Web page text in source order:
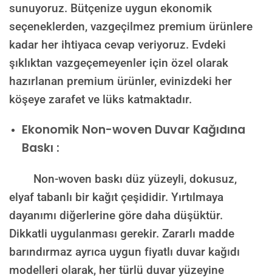
sunuyoruz. Bütçenize uygun ekonomik
seçeneklerden, vazgeçilmez premium ürünlere
kadar her ihtiyaca cevap veriyoruz. Evdeki
şıklıktan vazgeçemeyenler için özel olarak
hazırlanan premium ürünler, evinizdeki her
köşeye zarafet ve lüks katmaktadır.
Ekonomik Non-woven Duvar Kağıdına
Baskı :
Non-woven baskı düz yüzeyli, dokusuz,
elyaf tabanlı bir kağıt çeşididir. Yırtılmaya
dayanımı diğerlerine göre daha düşüktür.
Dikkatli uygulanması gerekir. Zararlı madde
barındırmaz ayrıca uygun fiyatlı duvar kağıdı
modelleri olarak, her türlü duvar yüzeyine